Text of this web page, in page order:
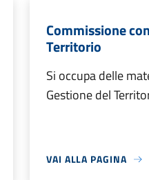
Commissione
Territorio
Si occupa delle
Gestione del
VAI ALLA PAGINA